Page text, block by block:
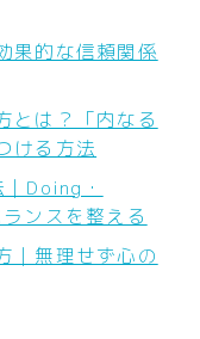
果的な信頼関係
とは？「内なる
ける方法
Doing・
ンスを整える
｜無理せず心の